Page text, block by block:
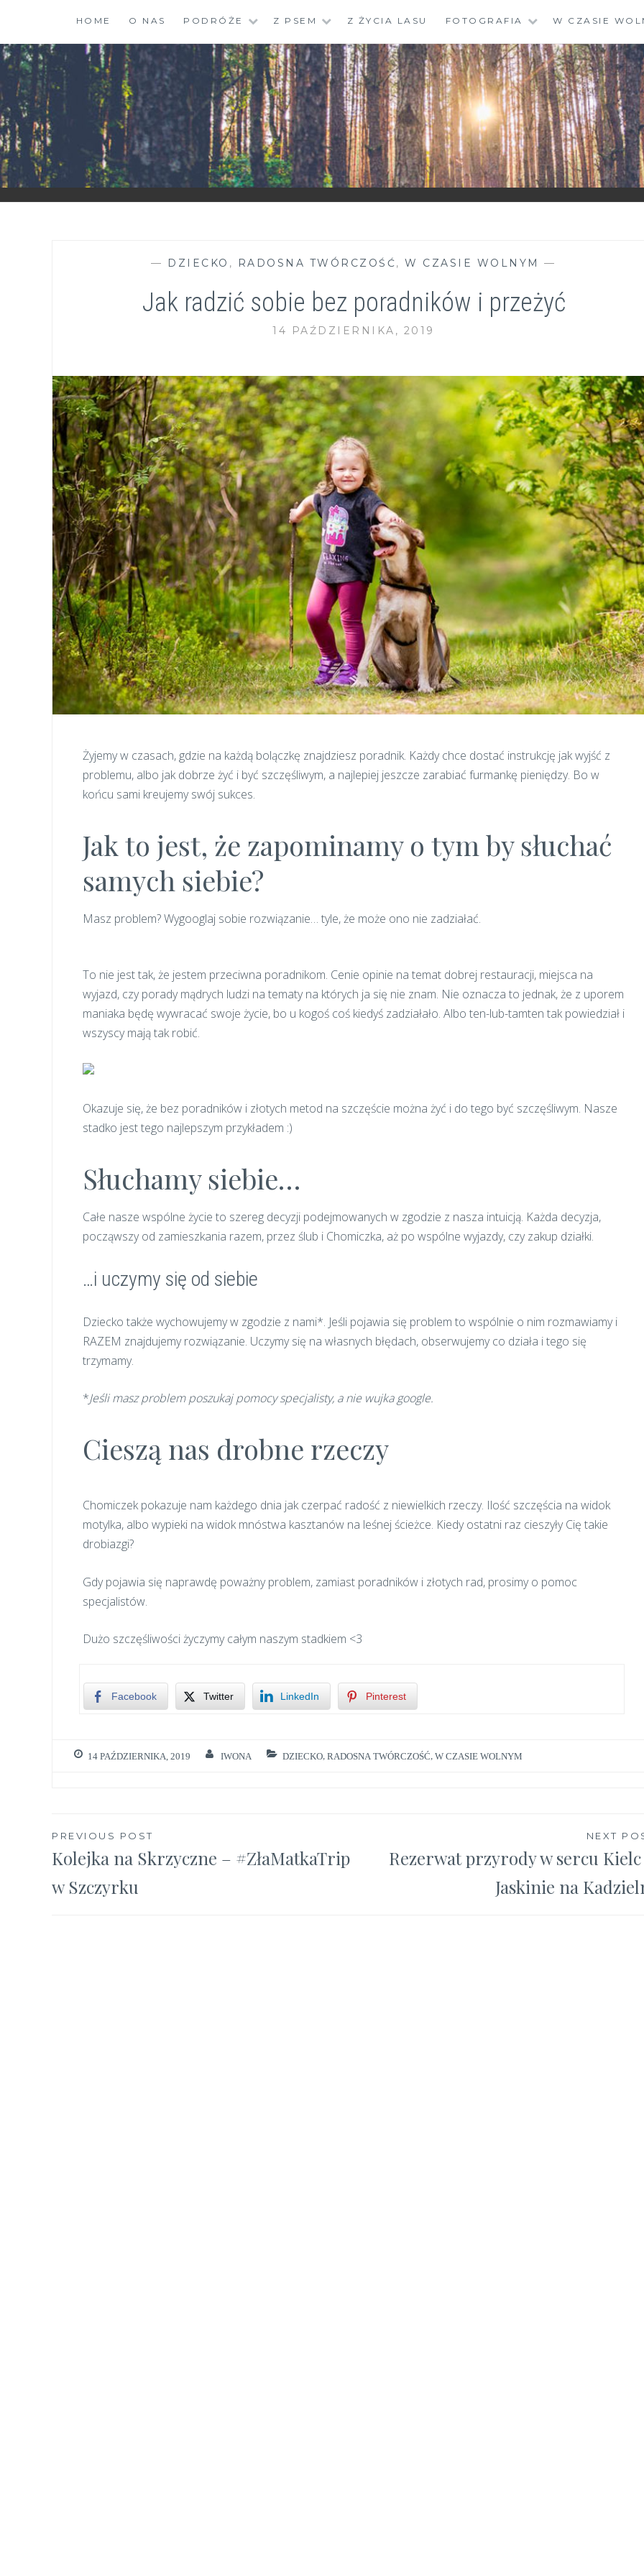
content
HOME O NAS PODRÓŻE Z PSEM Z ŻYCIA LASU FOTOGRAFIA W CZASIE
ZGRANESTADO.PL
FOTOGRAFICZNE ZAPISKI DNIA CODZIENNEGO
— DZIECKO , RADOSNA TWÓRCZOŚĆ,W CZASIE WOLNYM —
Jak radzić sobie bez poradników i przeżyć
14 PAŹDZIERNIKA, 2019
Żyjemy w czasach, gdzie na każdą bolączkę znajdziesz poradnik. Każdy chce dostać instrukcję jak wyjść z
problemu, albo jak dobrze żyć i być szczęśliwym, a najlepiej jeszcze zarabiać furmankę pieniędzy. Bo w
końcu sami kreujemy swój sukces.
Jak to jest, że zapominamy o tym by słuchać
samych siebie?
Masz problem? Wygooglaj sobie rozwiązanie… tyle, że może ono nie zadziałać.
To nie jest tak, że jestem przeciwna poradnikom. Cenie opinie na temat dobrej restauracji, miejsca na
wyjazd, czy porady mądrych ludzi na tematy na których ja się nie znam. Nie oznacza to jednak, że z uporem
maniaka będę wywracać swoje życie, bo u kogoś coś kiedyś zadziałało. Albo ten-lub-tamten tak powiedział i
wszyscy mają tak robić.
Okazuje się, że bez poradników i złotych metod na szczęście można żyć i do tego być szczęśliwym. Nasze
stadko jest tego najlepszym przykładem :)
Słuchamy siebie…
Całe nasze wspólne życie to szereg decyzji podejmowanych w zgodzie z nasza intuicją. Każda decyzja,
począwszy od zamieszkania razem, przez ślub i Chomiczka, aż po wspólne wyjazdy, czy zakup działki.
…i uczymy się od siebie
Dziecko także wychowujemy w zgodzie z nami*. Jeśli pojawia się problem to wspólnie o nim rozmawiamy i
RAZEM znajdujemy rozwiązanie. Uczymy się na własnych błędach, obserwujemy co działa i tego się
trzymamy.
*Jeśli masz problem poszukaj pomocy specjalisty, a nie wujka google.
Cieszą nas drobne rzeczy
Chomiczek pokazuje nam każdego dnia jak czerpać radość z niewielkich rzeczy. Ilość szczęścia na widok
motylka, albo wypieki na widok mnóstwa kasztanów na leśnej ścieżce. Kiedy ostatni raz cieszyły Cię takie
drobiazgi?
Gdy pojawia się naprawdę poważny problem, zamiast poradników i złotych rad, prosimy o pomoc
specjalistów.
Dużo szczęśliwości życzymy całym naszym stadkiem <3
Facebook Twitter LinkedIn Pinterest
14 PAŹDZIERNIKA, 2019 IWONA DZIECKO, RADOSNA TWÓRCZOŚĆ W CZASIE WOLNYM
Nawigacja
wpisu
PREVIOUS POST
Kolejka na Skrzyczne – #ZłaMatkaTrip
w Szczyrku
NEXT
Rezerwat przyrody w sercu
Jaskinie na